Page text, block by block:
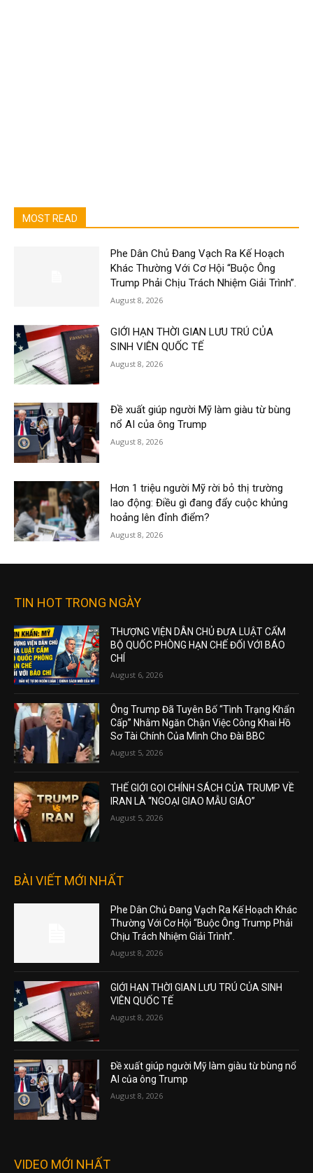
MOST READ
Phe Dân Chủ Đang Vạch Ra Kế Hoạch
Khác Thường Với Cơ Hội “Buộc Ông
Trump Phải Chịu Trách Nhiệm Giải Trình”.
August 8, 2026
GIỚI HẠN THỜI GIAN LƯU TRÚ CỦA
SINH VIÊN QUỐC TẾ
August 8, 2026
Đề xuất giúp người Mỹ làm giàu từ bùng
nổ AI của ông Trump
August 8, 2026
Hơn 1 triệu người Mỹ rời bỏ thị trường
lao động: Điều gì đang đẩy cuộc khủng
hoảng lên đỉnh điểm?
August 8, 2026
TIN HOT TRONG NGÀY
THƯỢNG VIỆN DÂN CHỦ ĐƯA LUẬT CẤM
BỘ QUỐC PHÒNG HẠN CHẾ ĐỐI VỚI BÁO
CHÍ
August 6, 2026
Ông Trump Đã Tuyên Bố “Tình Trạng Khẩn
Cấp” Nhằm Ngăn Chặn Việc Công Khai Hồ
Sơ Tài Chính Của Mình Cho Đài BBC
August 5, 2026
THẾ GIỚI GỌI CHÍNH SÁCH CỦA TRUMP VỀ
IRAN LÀ “NGOẠI GIAO MẪU GIÁO”
August 5, 2026
BÀI VIẾT MỚI NHẤT
Phe Dân Chủ Đang Vạch Ra Kế Hoạch Khác
Thường Với Cơ Hội “Buộc Ông Trump Phải
Chịu Trách Nhiệm Giải Trình”.
August 8, 2026
GIỚI HẠN THỜI GIAN LƯU TRÚ CỦA SINH
VIÊN QUỐC TẾ
August 8, 2026
Đề xuất giúp người Mỹ làm giàu từ bùng nổ
AI của ông Trump
August 8, 2026
VIDEO MỚI NHẤT